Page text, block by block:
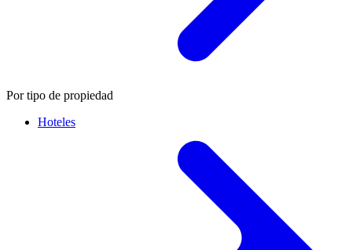
Por tipo de propiedad
Hoteles